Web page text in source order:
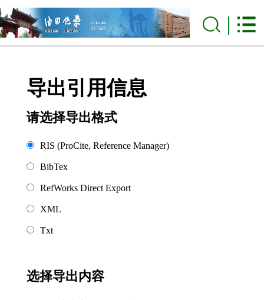
导出引用信息
请选择导出格式
RIS (ProCite, Reference Manager)
BibTex
RefWorks Direct Export
XML
Txt
选择导出内容